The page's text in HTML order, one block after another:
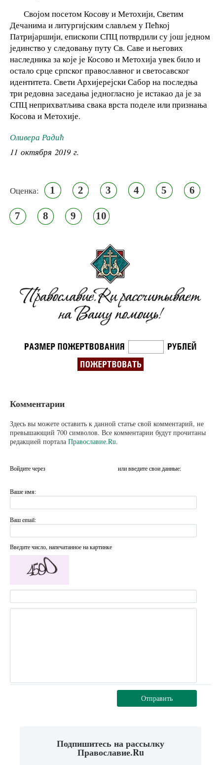
Својом посетом Косову и Метохији, Светим
Дечанима и литургијским слављем у Пећкој
Патријаршији, епископи СПЦ потврдили су још једном
јединство у следовању путу Св. Саве и његових
наследника за које је Косово и Метохија увек било и
остало срце српског православног и светосавског
идентитета. Свети Архијерејски Сабор на последња
три редовна заседања једногласно је истакао да је за
СПЦ неприхватљива свака врста поделе или признања
Косова и Метохије.
Оливера Радић
11 октября 2019 г.
Оценка: 1 2 3 4 5 6
7 8 9 10
Комментарии
Здесь вы можете оставить к данной статье свой комментарий, не
превышающий 700 символов. Все комментарии будут прочитаны
редакцией портала Православие.Ru.
Войдите через или введите свои данные:
Ваше имя:
Ваш email:
Введите число, напечатанное на картинке
Отправить
Подпишитесь на рассылку
Православие.Ru